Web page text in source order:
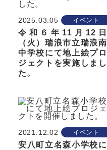
2025.03.05 イベント
令和６年11月12日
（火）瑞浪市立瑞浪南
中学校にて地上絵プロ
ジェクトを実施しまし
た。
2021.12.02 イベント
安八町立名森小学校に